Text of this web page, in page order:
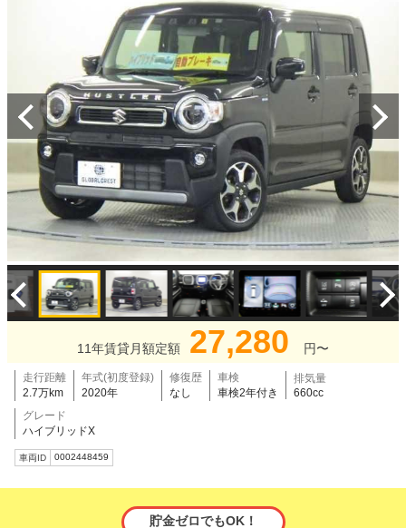
11年賃貸月額定額 27,280 円〜
走行距離
2.7万km
年式(初度登録)
2020年
修復歴
なし
車検
車検2年付き
排気量
660cc
グレード
ハイブリッドX
車両ID 0002448459
貯金ゼロでもOK！